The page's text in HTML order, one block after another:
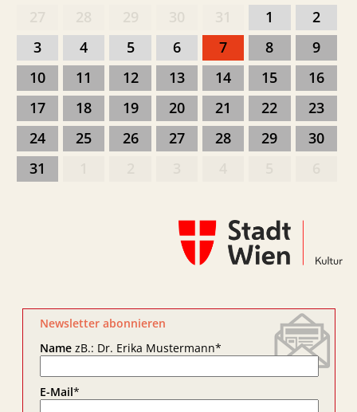
1
2
3
4 5 6 7 8
9
10
11 12 13 14 15
16
17
18 19 20 21 22
23
24
25 26 27 28 29
30
31
Newsletter abonnieren
NamezB.: Dr. Erika Mustermann*
E-Mail*